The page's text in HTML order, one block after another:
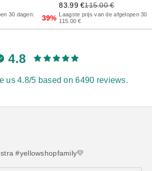
30 dagen:
39%
Precio de oferta
83.99 €Precio anterior
115.00 €
Laagste prijs van de afgelopen 30
115.00 €
4.8
us 4.8/5 based on 6490 reviews.
#yellowshopfamily💛